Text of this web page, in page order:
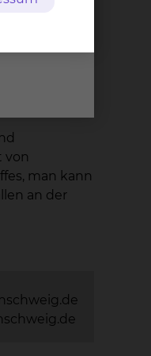
von
man kann
an der